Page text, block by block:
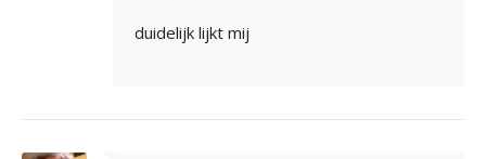
duidelijk lijkt mij